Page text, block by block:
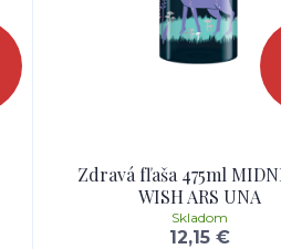
Zdravá fľaša 475ml
WISH ARS UNA
12,15 €
Skladom